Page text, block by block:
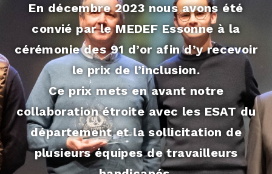
En décembre 2023 nous avons été
convié par le MEDEF Essonne à la
cérémonie des 91 d’or afin d’y recevoir
le prix de l’inclusion.
Ce prix mets en avant notre
collaboration étroite avec les ESAT du
département et la sollicitation de
plusieurs équipes de travailleurs